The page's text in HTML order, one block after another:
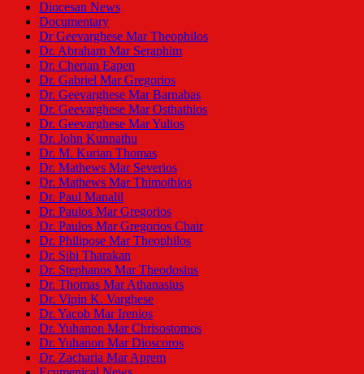
Diocesan News
Documentary
Dr Geevarghese Mar Theophilos
Dr. Abraham Mar Seraphim
Dr. Cherian Eapen
Dr. Gabriel Mar Gregorios
Dr. Geevarghese Mar Barnabas
Dr. Geevarghese Mar Osthathios
Dr. Geevarghese Mar Yulios
Dr. John Kunnathu
Dr. M. Kurian Thomas
Dr. Mathews Mar Severios
Dr. Mathews Mar Thimothios
Dr. Paul Manalil
Dr. Paulos Mar Gregorios
Dr. Paulos Mar Gregorios Chair
Dr. Philipose Mar Theophilos
Dr. Sibi Tharakan
Dr. Stephanos Mar Theodosius
Dr. Thomas Mar Athanasius
Dr. Vipin K. Varghese
Dr. Yacob Mar Irenios
Dr. Yuhanon Mar Chrisostomos
Dr. Yuhanon Mar Dioscoros
Dr. Zacharia Mar Aprem